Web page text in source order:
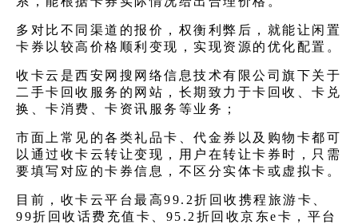
多对比不同渠道的报价，权衡利弊后，就能让闲置
卡券以较高价格顺利变现，实现资源的优化配置。
收卡云是西安网搜网络信息技术有限公司旗下关于
二手卡回收服务的网站，长期致力于卡回收、卡兑
换、卡消费、卡资讯服务等业务；
市面上常见的各类礼品卡、代金券以及购物卡都可
以通过收卡云转让变现，用户在转让卡券时，只需
要填写对应的卡券信息，不区分实体卡或虚拟卡。
目前，收卡云平台最高99.2折回收携程旅游卡、
99折回收话费充值卡、95.2折回收京东e卡，平台